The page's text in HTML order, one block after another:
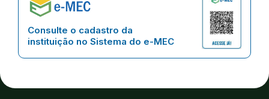
Consulte o cadastro da
instituição no Sistema do e-MEC